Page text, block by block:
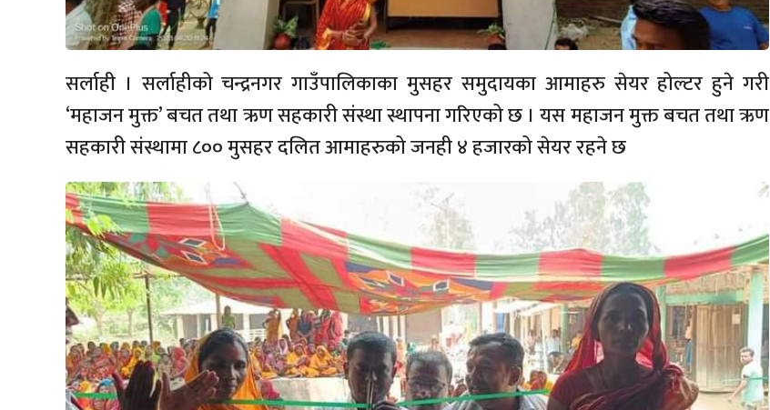
सर्लाही । सर्लाहीको चन्द्रनगर गाउँपालिकाका मुसहर समुदायका आमाहरु सेयर होल्टर हुने गरी
‘महाजन मुक्त’ बचत तथा ऋण सहकारी संस्था स्थापना गरिएको छ । यस महाजन मुक्त बचत तथा ऋण
सहकारी संस्थामा ८०० मुसहर दलित आमाहरुको जनही ४ हजारको सेयर रहने छ